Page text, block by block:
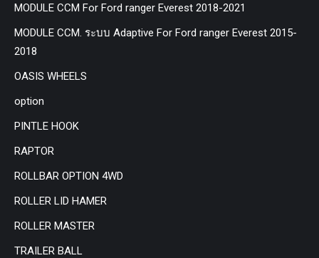
MODULE CCM For Ford ranger Everest 2018-2021
MODULE CCM. ระบบ Adaptive For Ford ranger Everest 2015-
2018
OASIS WHEELS
option
PINTLE HOOK
RAPTOR
ROLLBAR OPTION 4WD
ROLLER LID HAMER
ROLLER MASTER
TRAILER BALL